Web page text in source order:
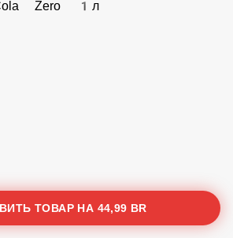
Zero 1л
ТОВАР НА 44,99 BR